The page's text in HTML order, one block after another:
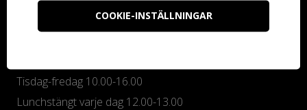
Öppettider butiken
Tisdag-fredag 10.00-16.00
Lunchstängt varje dag 12.00-13.00
COOKIE-INSTÄLLNINGAR